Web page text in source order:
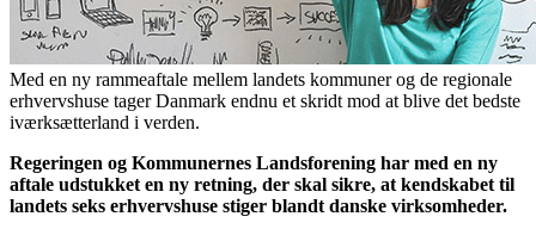
Med en ny rammeaftale mellem landets kommuner og de regionale
erhvervshuse tager Danmark endnu et skridt mod at blive det bedste
iværksætterland i verden.
Regeringen og Kommunernes Landsforening har med en ny
aftale udstukket en ny retning, der skal sikre, at kendskabet til
landets seks erhvervshuse stiger blandt danske virksomheder.